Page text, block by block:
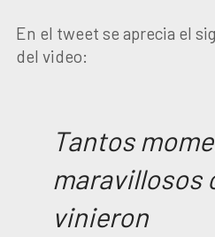
En el tweet se aprecia el
del video:
Tantos
maravillosos
vinieron